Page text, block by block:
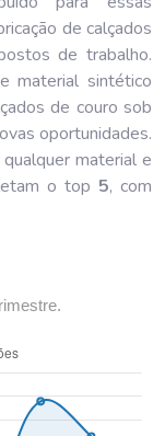
de calçados
de trabalho.
material sintético
de couro sob
oportunidades.
material e
o top 5, com